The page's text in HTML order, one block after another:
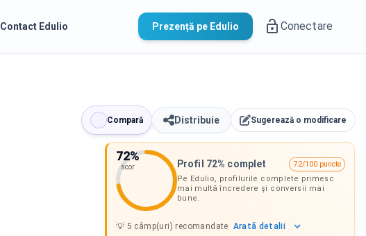
Contact Edulio Prezență pe Edulio Conectare
Compară Distribuie Sugerează o modificare
72%
scor Profil 72% complet
72/100 puncte
Pe Edulio, profilurile complete primesc
mai multă încredere și conversii mai
bune.
💡 5 câmp(uri) recomandate Arată detalii